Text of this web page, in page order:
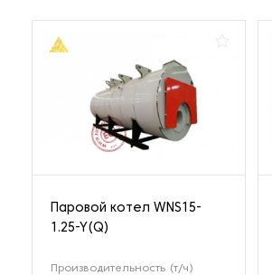
Паровой котел WNS15-
1.25-Y(Q)
Производительность (т/ч)